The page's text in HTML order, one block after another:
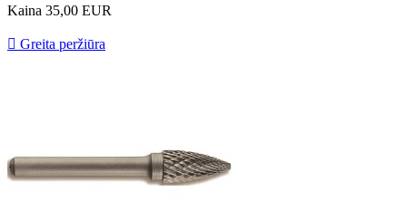
Kaina 35,00 EUR
 Greita peržiūra